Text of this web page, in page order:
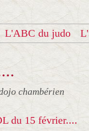
L'ABC du judo
chambérien